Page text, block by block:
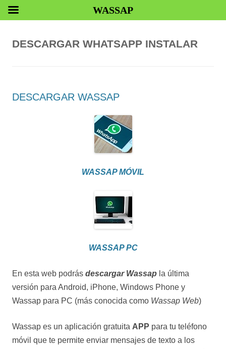
DESCARGAR WHATSAPP INSTALAR
DESCARGAR WASSAP
WASSAP MÓVIL
WASSAP PC
En esta web podrás descargar Wassap la última
versión para Android, iPhone, Windows Phone y
Wassap para PC (más conocida como Wassap Web)
Wassap es un aplicación gratuita APP para tu teléfono
móvil que te permite enviar mensajes de texto a los
WASSAP